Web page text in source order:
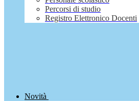
Percorsi di studio
Registro Elettronico Docenti
Novità